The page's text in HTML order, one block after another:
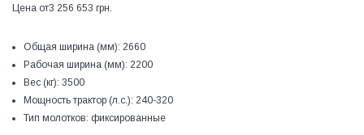
Цена от3 256 653 грн.
Общая ширина (мм): 2660
Рабочая ширина (мм): 2200
Вес (кг): 3500
Мощность трактор (л.с.): 240-320
Тип молотков: фиксированные